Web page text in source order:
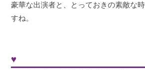
豪華な出演者と、とっておきの素敵な
すね。
♥